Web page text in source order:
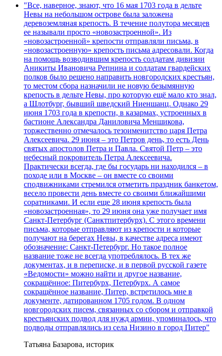
"Все, наверное, знают, что 16 мая 1703 года в дельте
Невы на небольшом острове была заложена
деревоземляная крепость. В течение полутора месяцев
ее называли просто «новозастроенной». Из
«новозастроенной» крепости отправляли письма, в
«новозастроенную» крепость письма адресовали. Когда
на помощь возводившим крепость солдатам дивизии
Аникиты Ивановича Репнина и солдатам гвардейских
полков было решено направить новгородских крестьян,
то местом сбора назначили не новую безымянную
крепость в дельте Невы, про которую ещё мало кто знал,
а Шлотбург, бывший шведский Ниеншанц. Однако 29
июня 1703 года в крепости, в казармах, устроенных в
бастионе Александра Даниловича Меншикова,
торжественно отмечалось тезоименитство царя Петра
Алексеевича. 29 июня – это Петров день, то есть День
святых апостолов Петра и Павла. Святой Петр – это
небесный покровитель Петра Алексеевича.
Практически всегда, где бы государь ни находился – в
походе или в Москве – он вместе со своими
сподвижниками стремился отметить праздник банкетом,
весело провести день вместе со своими ближайшими
соратниками. И если еще 28 июня крепость была
«новозастроенная», то 29 июня она уже получает имя
Санкт-Петербург (Санктпитербурх). С этого времени
письма, которые отправляют из крепости и которые
получают на берегах Невы, в качестве адреса имеют
обозначение: Санкт-Петербург. Но такое полное
название тоже не всегда употреблялось. В тех же
документах, и в переписке, и в первой русской газете
«Ведомости» можно найти и другое название,
сокращённое: Питербурх, Петербурх. А самое
сокращённое название, Питер, встретилось мне в
документе, датированном 1705 годом. В одном
новгородских писем, связанных со сбором и отправкой
крестьянских подвод для нужд армии, упоминалось, что
подводы отправлялись из села Низино в город Питер"
Татьяна Базарова, историк